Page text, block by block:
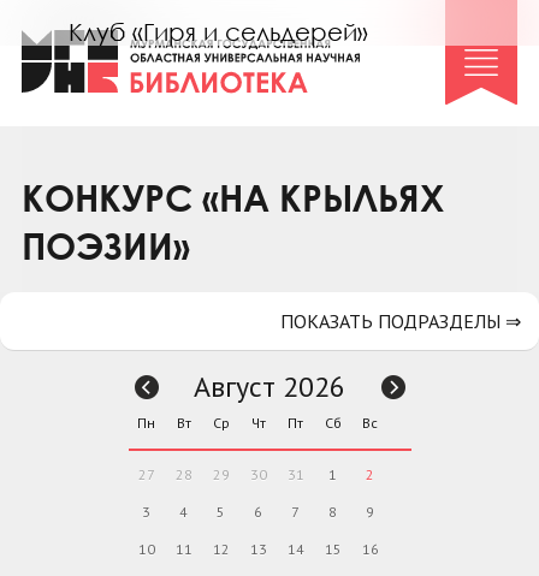
Клуб «Гиря и сельдерей»
Клуб «Семейный архив»
Коллегам
Контакты
КОНКУРС «НА КРЫЛЬЯХ
ПОЭЗИИ»
ПОКАЗАТЬ ПОДРАЗДЕЛЫ ⇒
Август 2026
Пн Вт Ср Чт Пт Сб Вс
27 28 29 30 31 1 2
3 4 5 6 7 8 9
10 11 12 13 14 15 16